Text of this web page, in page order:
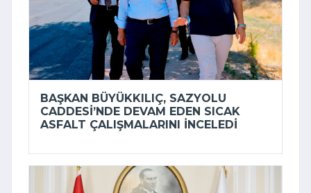
BAŞKAN BÜYÜKKILIÇ, SAZYOLU
CADDESI’NDE DEVAM EDEN SICAK
ASFALT ÇALIŞMALARINI INCELEDI